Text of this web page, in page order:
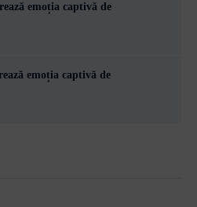
emoția captivă de
emoția captivă de